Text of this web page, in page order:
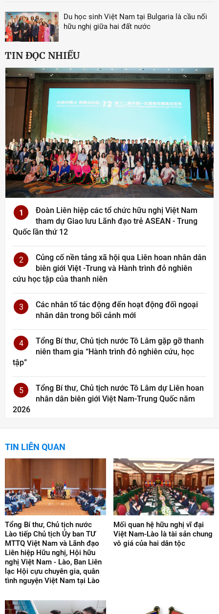
Du học sinh Việt Nam tại Bulgaria là cầu nối
hữu nghị giữa hai đất nước
TIN ĐỌC NHIỀU
1
Đoàn Liên hiệp các tổ chức hữu nghị Việt Nam
tham dự Giao lưu Lãnh đạo trẻ ASEAN - Trung
Quốc lần thứ 12
2
Củng cố nền tảng xã hội qua Liên hoan nhân dân
biên giới Việt -Trung và Hành trình đỏ nghiên
cứu học tập của thanh niên
3
Các nhân tố tác động đến hoạt động đối ngoại
nhân dân trong bối cảnh mới
4
Tổng Bí thư, Chủ tịch nước Tô Lâm gặp gỡ thanh
niên tham gia “Hành trình đỏ nghiên cứu, học
tập”
5
Tổng Bí thư, Chủ tịch nước Tô Lâm dự Liên hoan
nhân dân biên giới Việt Nam-Trung Quốc năm
2026
TIN LIÊN QUAN
Tổng Bí thư, Chủ tịch nước
Lào tiếp Chủ tịch Ủy ban TƯ
MTTQ Việt Nam và Lãnh đạo
Liên hiệp Hữu nghị, Hội hữu
nghị Việt Nam - Lào, Ban Liên
lạc Hội cựu chuyên gia, quân
tình nguyện Việt Nam tại Lào
Mối quan hệ hữu nghị vĩ đại
Việt Nam-Lào là tài sản chung
vô giá của hai dân tộc